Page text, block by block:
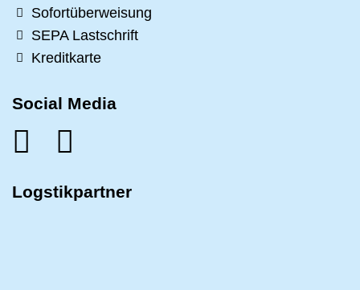
Sofortüberweisung
SEPA Lastschrift
Kreditkarte
Social Media
Logstikpartner